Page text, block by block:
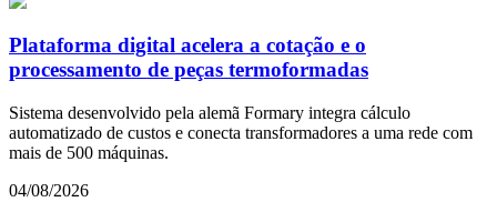
Plataforma digital acelera a cotação e o
processamento de peças termoformadas
Sistema desenvolvido pela alemã Formary integra cálculo
automatizado de custos e conecta transformadores a uma rede com
mais de 500 máquinas.
04/08/2026